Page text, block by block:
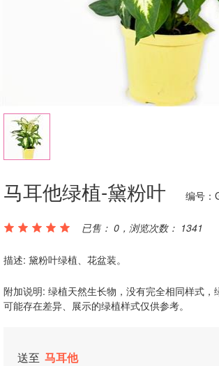
马耳他绿植-黛粉叶 编号：
已售： 0，浏览次数： 1341
描述: 黛粉叶绿植、花盆装。
附加说明: 绿植天然生长物，没有完全相同样式，
可能存在差异、展示的绿植样式仅供参考。
送至 马耳他